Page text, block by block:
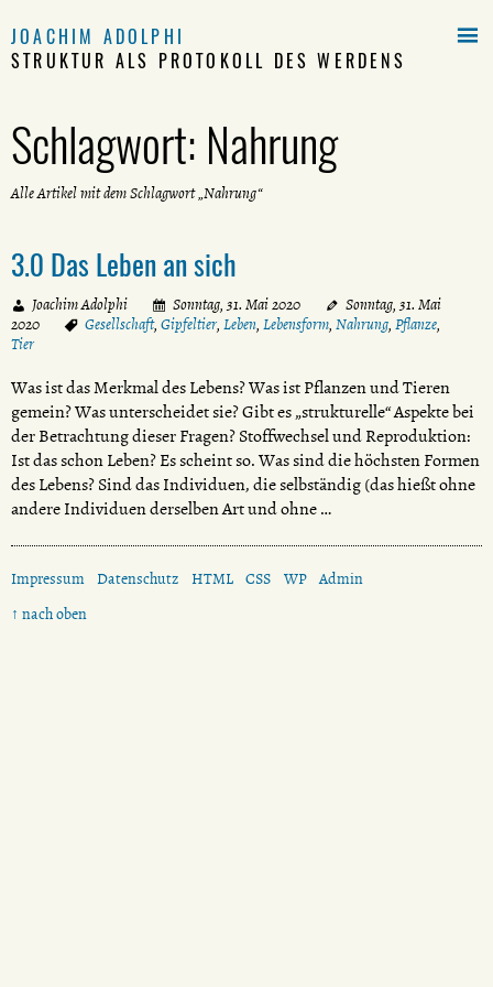
JOACHIM ADOLPHI
STRUKTUR ALS PROTOKOLL DES WERDENS
Schlagwort: Nahrung
Alle Artikel mit dem Schlagwort „Nahrung“
3.0 Das Leben an sich
Joachim Adolphi Sonntag, 31. Mai 2020
Sonntag, 31. Mai
2020
Gesellschaft, Gipfeltier, Leben, Lebensform, Nahrung, Pflanze,
Tier
Was ist das Merkmal des Lebens? Was ist Pflanzen und Tieren
gemein? Was unterscheidet sie? Gibt es „strukturelle“ Aspekte bei
der Betrachtung dieser Fragen? Stoffwechsel und Reproduktion:
Ist das schon Leben? Es scheint so. Was sind die höchsten Formen
des Lebens? Sind das Individuen, die selbständig (das hießt ohne
andere Individuen derselben Art und ohne …

Impressum Datenschutz HTML CSS WP Admin
↑ nach oben